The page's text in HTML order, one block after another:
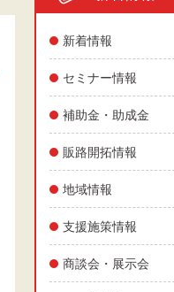
新着情報
セミナー情報
補助金・助成金
販路開拓情報
地域情報
支援施策情報
商談会・展示会